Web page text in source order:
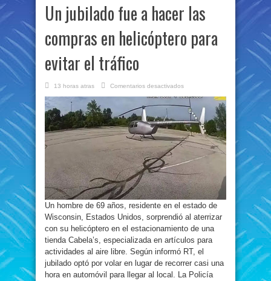
Un jubilado fue a hacer las
compras en helicóptero para
evitar el tráfico
13 horas atras Comentarios desactivados
jubilado
fue
hacer
las
compras
en
helicóptero
evitar
el
tráfico
Un hombre de 69 años, residente en el estado de
Wisconsin, Estados Unidos, sorprendió al aterrizar
con su helicóptero en el estacionamiento de una
tienda Cabela’s, especializada en artículos para
actividades al aire libre. Según informó RT, el
jubilado optó por volar en lugar de recorrer casi una
hora en automóvil para llegar al local. La Policía